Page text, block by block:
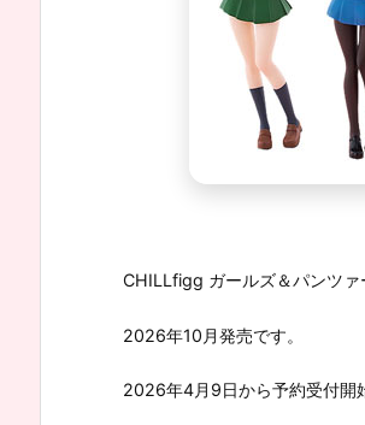
CHILLfigg ガールズ＆パンツ
2026年10月発売です。
2026年4月9日から予約受付開